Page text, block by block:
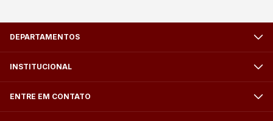
DEPARTAMENTOS
INSTITUCIONAL
ENTRE EM CONTATO